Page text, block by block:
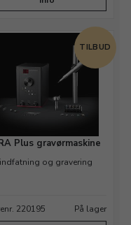
TILBUD
Plus gravørmaskine
og gravering
220195 På lager